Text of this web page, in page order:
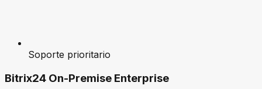
Soporte prioritario
Bitrix24 On-Premise Enterprise